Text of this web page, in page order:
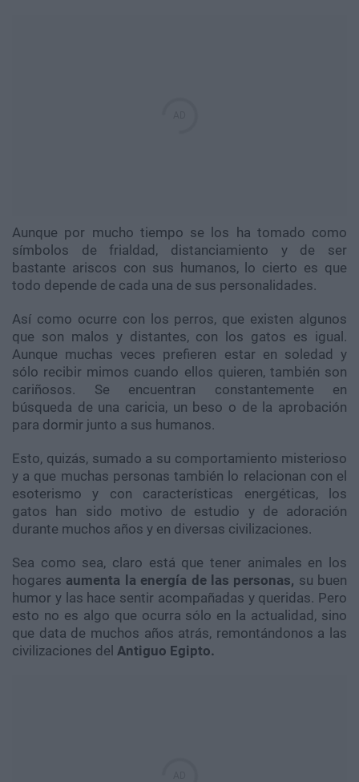
Aunque por mucho tiempo se los ha tomado como
símbolos de frialdad, distanciamiento y de ser
bastante ariscos con sus humanos, lo cierto es que
todo depende de cada una de sus personalidades.
Así como ocurre con los perros, que existen algunos
que son malos y distantes, con los gatos es igual.
Aunque muchas veces prefieren estar en soledad y
sólo recibir mimos cuando ellos quieren, también son
cariñosos. Se encuentran constantemente en
búsqueda de una caricia, un beso o de la aprobación
para dormir junto a sus humanos.
Esto, quizás, sumado a su comportamiento misterioso
y a que muchas personas también lo relacionan con el
esoterismo y con características energéticas, los
gatos han sido motivo de estudio y de adoración
durante muchos años y en diversas civilizaciones.
Sea como sea, claro está que tener animales en los
hogares aumenta la energía de las personas, su buen
humor y las hace sentir acompañadas y queridas. Pero
esto no es algo que ocurra sólo en la actualidad, sino
que data de muchos años atrás, remontándonos a las
civilizaciones del Antiguo Egipto.